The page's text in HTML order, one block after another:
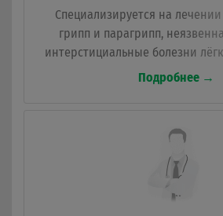
Специализируется на лечении
грипп и парагрипп,
интерстициальные болезни
и наблюдение за
детей к детскому саду,
лекарственных препаратов,
настроения.
Подробнее →